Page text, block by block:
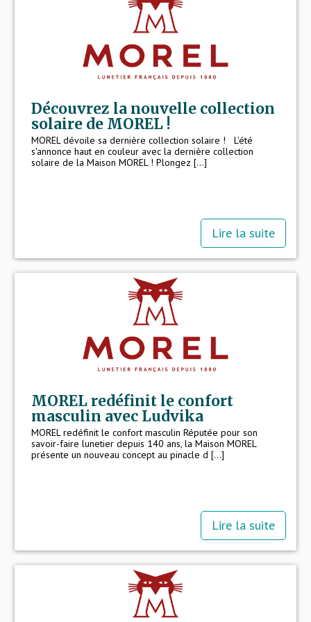
Lightec, qui propose des lunettes de vue
au design épuré. Innovante et chic, cette
collection place le confort et la légèreté
au cœur de ses montures.
Plus qu’un nom,Morel est également
Découvrez la nouvelle collection
solaire de MOREL !
MOREL dévoile sa dernière collection solaire ! L'été
s'annonce haut en couleur avec la dernière collection
solaire de la Maison MOREL ! Plongez [...]
Lire la suite
MOREL redéfinit le confort
masculin avec Ludvika
MOREL redéfinit le confort masculin Réputée pour son
savoir-faire lunetier depuis 140 ans, la Maison MOREL
présente un nouveau concept au pinacle d [...]
Lire la suite